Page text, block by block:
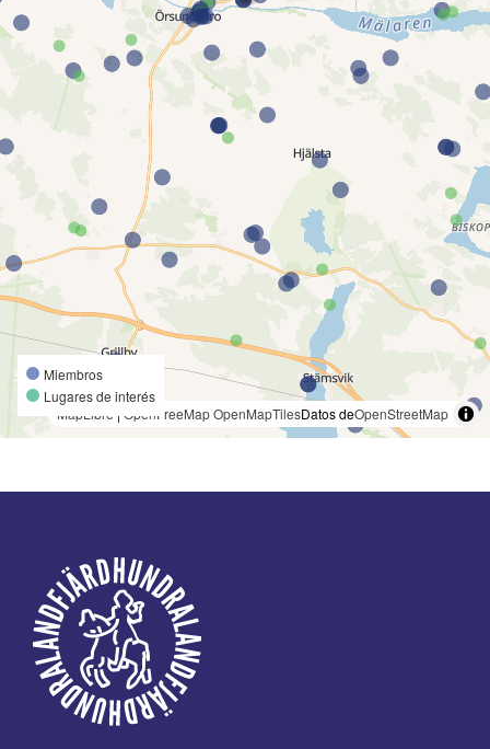
Miembros
Lugares de interés
MapLibre | OpenFreeMapOpenMapTilesDatos deOpenStreetMap
página